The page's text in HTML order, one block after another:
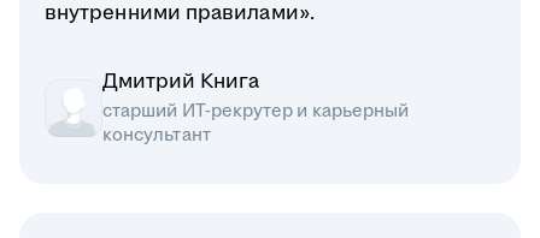
внутренними правилами».
Дмитрий Книга
старший ИТ-рекрутер и карьерный
консультант